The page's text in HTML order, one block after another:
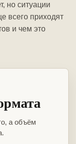
но ситуации
всего приходят
и чем это
а объём